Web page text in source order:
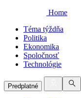
Home
Téma týždňa
Politika
Ekonomika
Spoločnosť
Technológie
Predplatné